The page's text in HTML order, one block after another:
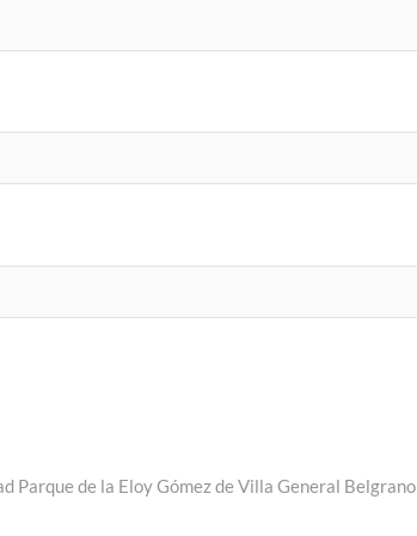
Parque de la Eloy Gómez de Villa General Belgrano